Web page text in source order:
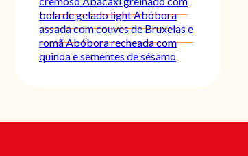
bola de gelado lightAbóbora
assada com couves de Bruxelas e
romãAbóbora recheada com
quinoa e sementes de sésamo